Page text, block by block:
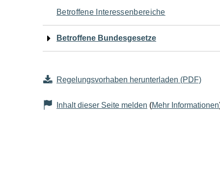
Seiteninhalt
Betroffene Interessenbereiche
Betroffene Bundesgesetze
Regelungsvorhaben herunterladen (PDF)
Inhalt dieser Seite melden (Mehr Informationen